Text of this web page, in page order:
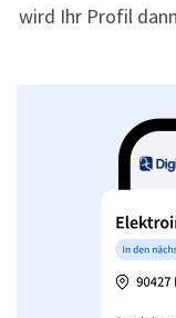
wird Ihr Profil